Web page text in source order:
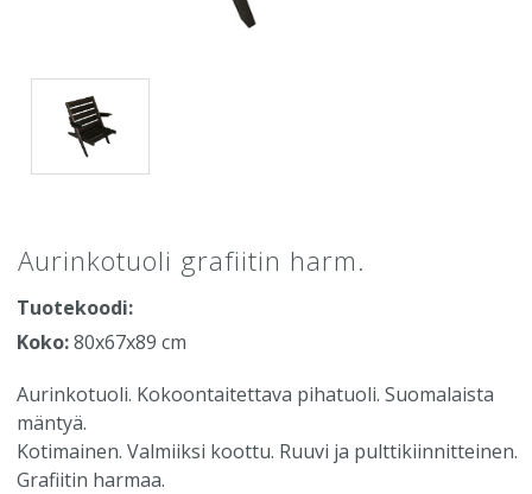
Aurinkotuoli grafiitin harm.
Tuotekoodi:
Koko:80x67x89 cm
Aurinkotuoli. Kokoontaitettava pihatuoli. Suomalaista
mäntyä.
Kotimainen. Valmiiksi koottu. Ruuvi ja pulttikiinnitteinen.
Grafiitin harmaa.